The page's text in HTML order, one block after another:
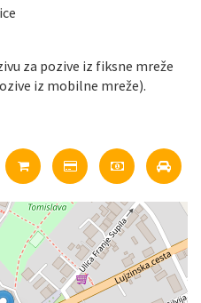
za pozive iz fiksne mreže
iz mobilne mreže).